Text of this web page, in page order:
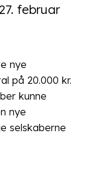
februar
nye
på 20.000 kr.
kunne
nye
selskaberne